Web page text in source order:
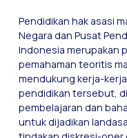
Pendidikan hak asasi
Negara dan Pusat
Indonesia merupakan
pemahaman teoritis
mendukung kerja-
pendidikan tersebut,
pembelajaran dan
untuk dijadikan